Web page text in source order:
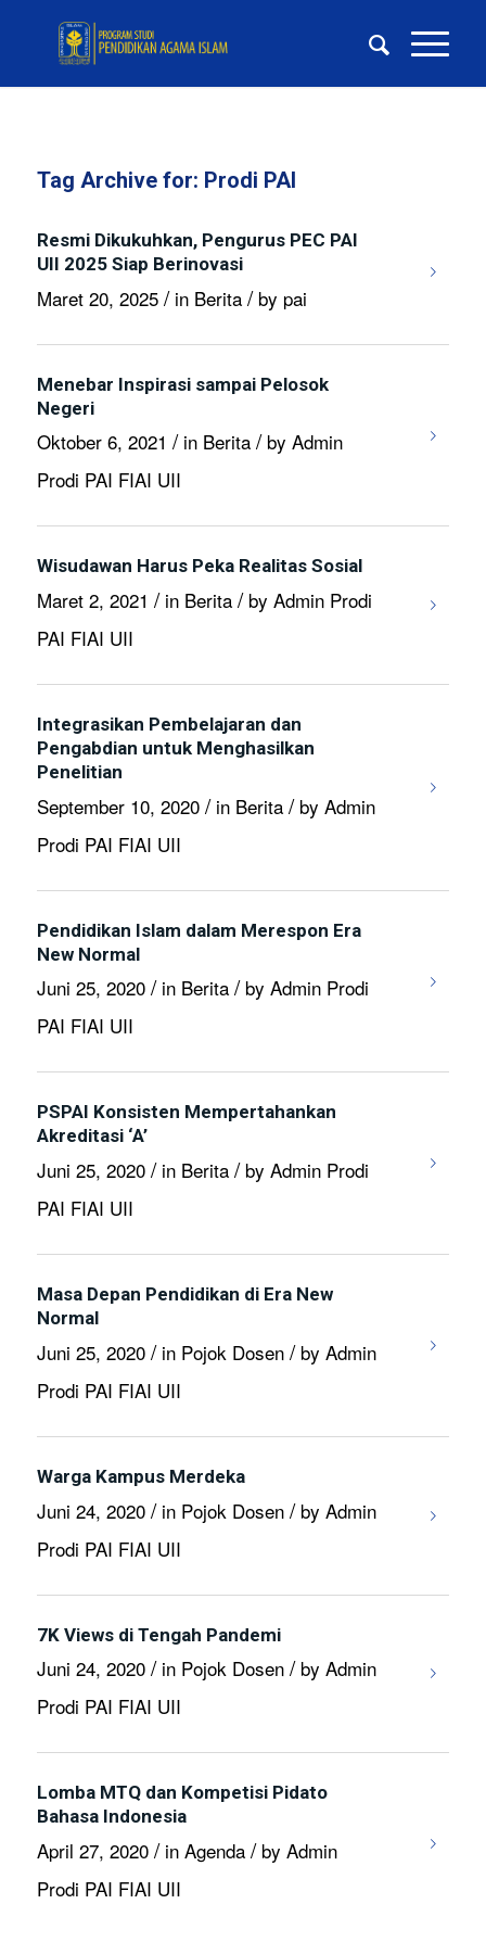
Tag Archive for: Prodi PAI
Resmi Dikukuhkan, Pengurus PEC PAI
UII 2025 Siap Berinovasi
Maret 20, 2025 / in Berita / by pai
Menebar Inspirasi sampai Pelosok
Negeri
Oktober 6, 2021 / in Berita / by Admin
Prodi PAI FIAI UII
Wisudawan Harus Peka Realitas Sosial
Maret 2, 2021 / in Berita / by Admin Prodi
PAI FIAI UII
Integrasikan Pembelajaran dan
Pengabdian untuk Menghasilkan
Penelitian
September 10, 2020 / in Berita / by Admin
Prodi PAI FIAI UII
Pendidikan Islam dalam Merespon Era
New Normal
Juni 25, 2020 / in Berita / by Admin Prodi
PAI FIAI UII
PSPAI Konsisten Mempertahankan
Akreditasi ‘A’
Juni 25, 2020 / in Berita / by Admin Prodi
PAI FIAI UII
Masa Depan Pendidikan di Era New
Normal
Juni 25, 2020 / in Pojok Dosen / by Admin
Prodi PAI FIAI UII
Warga Kampus Merdeka
Juni 24, 2020 / in Pojok Dosen / by Admin
Prodi PAI FIAI UII
7K Views di Tengah Pandemi
Juni 24, 2020 / in Pojok Dosen / by Admin
Prodi PAI FIAI UII
Lomba MTQ dan Kompetisi Pidato
Bahasa Indonesia
April 27, 2020 / in Agenda / by Admin
Prodi PAI FIAI UII